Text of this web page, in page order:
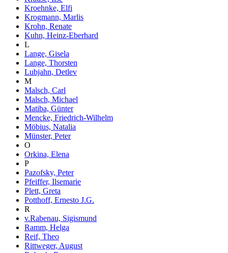
Kroehnke, Elfi
Krogmann, Marlis
Krohn, Renate
Kuhn, Heinz-Eberhard
L
Lange, Gisela
Lange, Thorsten
Lubjahn, Detlev
M
Malsch, Carl
Malsch, Michael
Matiba, Günter
Mencke, Friedrich-Wilhelm
Möbius, Natalia
Münster, Peter
O
Orkina, Elena
P
Pazofsky, Peter
Pfeiffer, Ilsemarie
Plett, Greta
Potthoff, Ernesto J.G.
R
v.Rabenau, Sigismund
Ramm, Helga
Reif, Theo
Rittweger, August